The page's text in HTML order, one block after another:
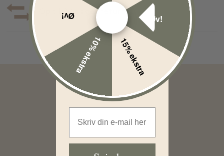
Op til 30 dages returret
Øv!
15% ekstra
10% ekstra
Øv!